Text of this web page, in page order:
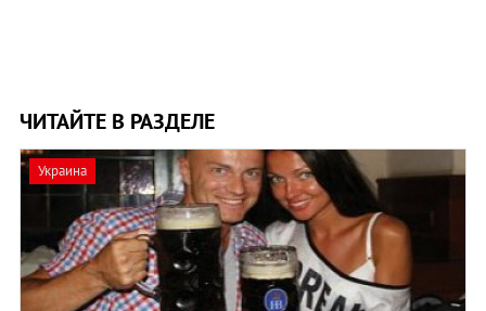
ЧИТАЙТЕ В РАЗДЕЛЕ
Украина